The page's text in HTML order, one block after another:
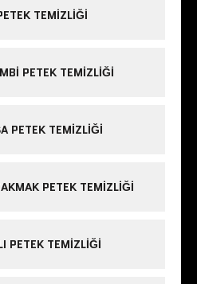
TEMIZLIĞI
PETEK TEMIZLIĞI
PETEK TEMIZLIĞI
PETEK TEMIZLIĞI
PETEK TEMIZLIĞI